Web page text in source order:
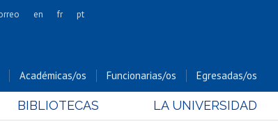
Cs. Forestales y Conservación
Cs. Sociales
en fr pt
Académicas/os Funcionarias/os Egresadas/os
BIBLIOTECAS LA UNIVERSIDAD